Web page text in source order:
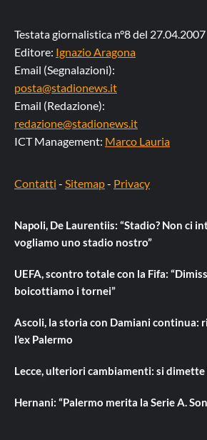
Testata giornalistica n°8 del 27.04.2007
Editore: Ignazio Aragona
Email (Segnalazioni):
posta@stadionews.it
Email (Redazione):
redazione@stadionews.it
ICT Management: Marco Lauria
Contatti - Sitemap- Privacy
Napoli, De Laurentiis: “Stadio? Non ci
vogliamo uno stadio nostro”
UEFA, scontro totale con la Fifa:
boicottiamo i tornei”
Ascoli, la storia con Damiani continua:
l’ex Palermo
Lecce, ulteriori cambiamenti: si dimette
Hernani: “Palermo merita la Serie A.